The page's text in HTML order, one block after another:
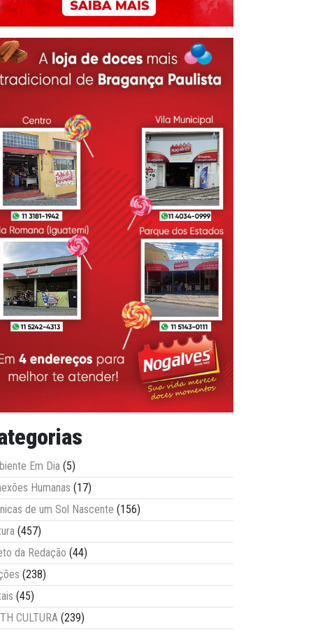
Em Dia (5)
Humanas (17)
de um Sol Nascente (156)
(457)
da Redação (44)
(238)
(45)
CULTURA (239)